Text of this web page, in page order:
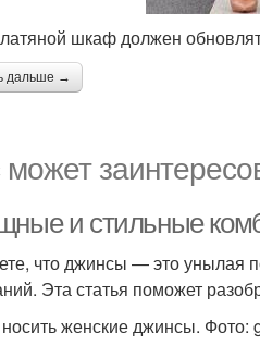
шкаф должен
дальше →
и стильные
что джинсы — это унылая
Эта статья поможет
женские джинсы. Фото: